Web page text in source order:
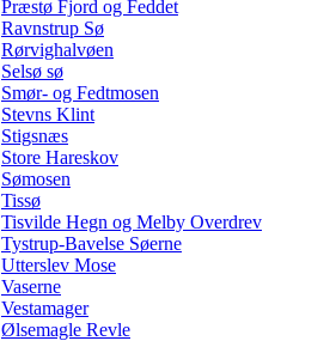
Præstø Fjord og Feddet
Ravnstrup Sø
Rørvighalvøen
Selsø sø
Smør- og Fedtmosen
Stevns Klint
Stigsnæs
Store Hareskov
Sømosen
Tissø
Tisvilde Hegn og Melby Overdrev
Tystrup-Bavelse Søerne
Utterslev Mose
Vaserne
Vestamager
Ølsemagle Revle